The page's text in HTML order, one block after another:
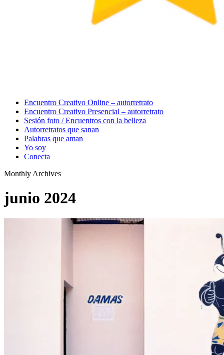
Menu
Encuentro Creativo Online – autorretrato
Encuentro Creativo Presencial – autorretrato
Sesión foto / Encuentros con la belleza
Autorretratos que sanan
Palabras que aman
Yo soy
Conecta
Monthly Archives
junio 2024